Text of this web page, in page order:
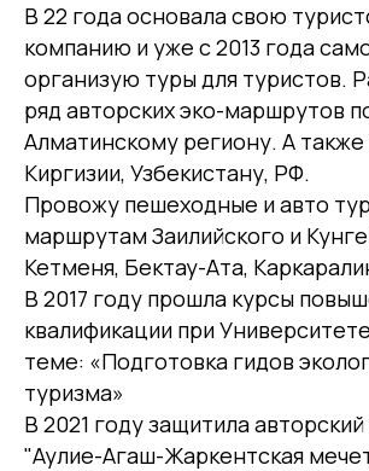
В 22 года основала свою
компанию и уже с 2013 года
организую туры для туристов.
ряд авторских эко-маршрутов
Алматинскому региону. А также
Киргизии, Узбекистану, РФ.
Провожу пешеходные и авто
маршрутам Заилийского и
Кетменя, Бектау-Ата,
В 2017 году прошла курсы
квалификации при
теме: «Подготовка гидов
туризма»
В 2021 году защитила
"Аулие-Агаш-Жаркентская